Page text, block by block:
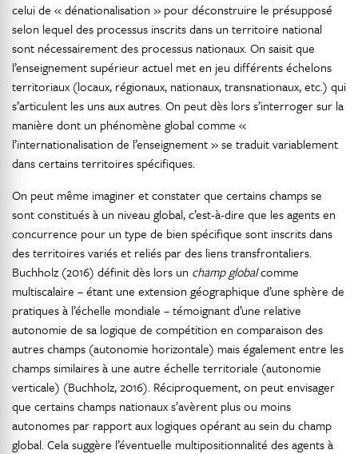
celui de « dénationalisation » pour déconstruire le présupposé
selon lequel des processus inscrits dans un territoire national
sont nécessairement des processus nationaux. On saisit que
l’enseignement supérieur actuel met en jeu différents échelons
territoriaux (locaux, régionaux, nationaux, transnationaux, etc.) qui
s’articulent les uns aux autres. On peut dès lors s’interroger sur la
manière dont un phénomène global comme «
l’internationalisation de l’enseignement » se traduit variablement
dans certains territoires spécifiques.
On peut même imaginer et constater que certains champs se
sont constitués à un niveau global, c’est-à-dire que les agents en
concurrence pour un type de bien spécifique sont inscrits dans
des territoires variés et reliés par des liens transfrontaliers.
Buchholz (2016) définit dès lors un champ globalcomme
multiscalaire – étant une extension géographique d’une sphère de
pratiques à l’échelle mondiale – témoignant d’une relative
autonomie de sa logique de compétition en comparaison des
autres champs (autonomie horizontale) mais également entre les
champs similaires à une autre échelle territoriale (autonomie
verticale) (Buchholz, 2016). Réciproquement, on peut envisager
que certains champs nationaux s’avèrent plus ou moins
autonomes par rapport aux logiques opérant au sein du champ
global. Cela suggère l’éventuelle multipositionnalité des agents à